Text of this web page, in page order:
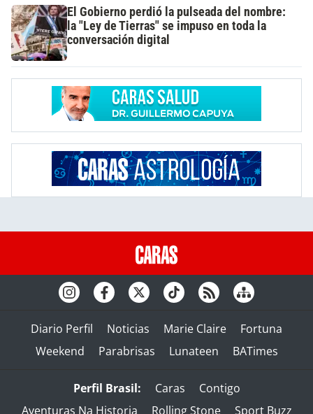
El Gobierno perdió la pulseada del nombre:
la "Ley de Tierras" se impuso en toda la
conversación digital
Diario Perfil Noticias Marie Claire
Fortuna
Weekend
Parabrisas Lunateen BATimes
Perfil Brasil: Caras
Contigo
Aventuras Na Historia
Rolling Stone Sport Buzz